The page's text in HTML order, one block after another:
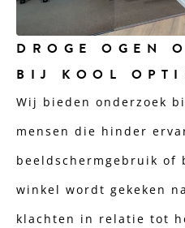
DROGE OGEN
BIJ KOOL
Wij bieden onderzoek
mensen die hinder
beeldschermgebruik
winkel wordt gekeken
klachten in relatie tot